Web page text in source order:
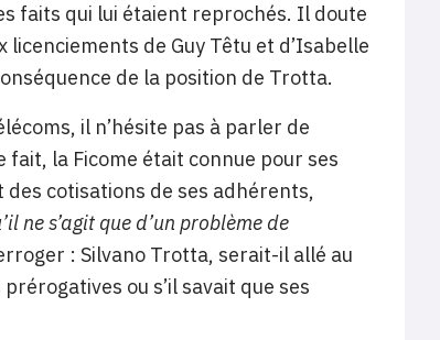
faits qui lui étaient reprochés. Il doute
licenciements de Guy Têtu et d’Isabelle
de la position de Trotta.
il n’hésite pas à parler de
fait, la Ficome était connue pour ses
cotisations de ses adhérents,
ne s’agit que d’un problème de
: Silvano Trotta, serait-il allé au
ou s’il savait que ses